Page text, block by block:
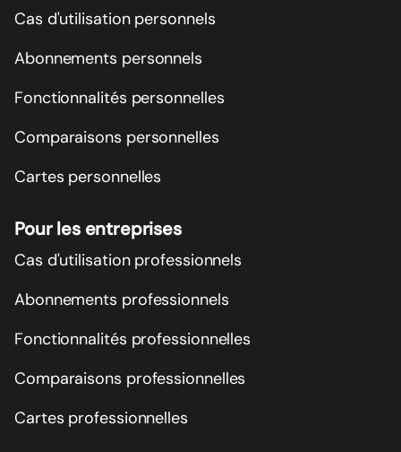
Cas d'utilisation personnels
Abonnements personnels
Fonctionnalités personnelles
Comparaisons personnelles
Cartes personnelles
Pour les entreprises
Cas d'utilisation professionnels
Abonnements professionnels
Fonctionnalités professionnelles
Comparaisons professionnelles
Cartes professionnelles